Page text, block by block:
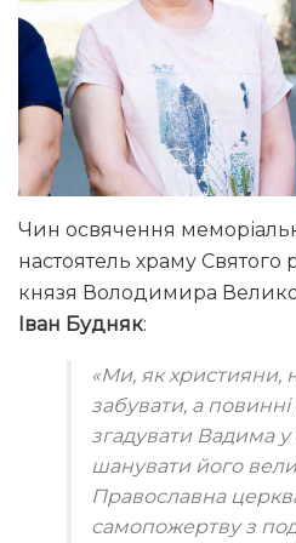
Чин освячення
настоятель храму Святого
князя Володимира
Іван Будняк:
«Ми, як християни,
забувати, а повинні
згадувати Вадима у
шанувати його
Православна
самопожертву з